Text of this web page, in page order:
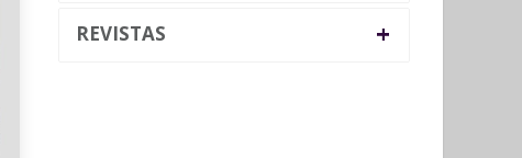
REVISTAS +